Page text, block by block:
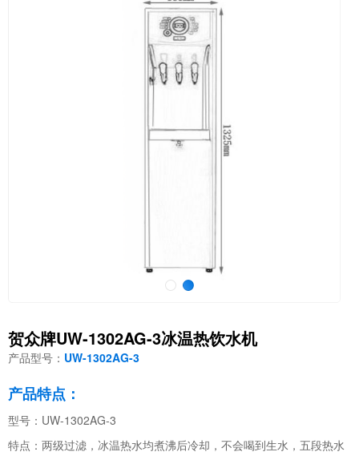
贺众牌UW-1302AG-3冰温热饮水机
产品型号： UW-1302AG-3
产品特点：
型号：UW-1302AG-3
特点：两级过滤，冰温热水均煮沸后冷却，不会喝到生水，五段热水